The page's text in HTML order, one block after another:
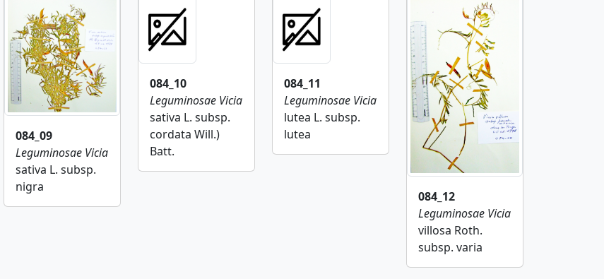
084_09
Leguminosae Vicia
sativa L. subsp.
nigra
084_10
Leguminosae Vicia
sativa L. subsp.
cordata Will.)
Batt.
084_11
Leguminosae Vicia
lutea L. subsp.
lutea
084_12
Leguminosae Vicia
villosa Roth.
subsp. varia